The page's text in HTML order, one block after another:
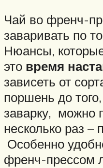
Чай во френч-
заваривать по
Нюансы,
это время
зависеть от
поршень до
заварку, можно
несколько раз –
Особенно
френч-прессом